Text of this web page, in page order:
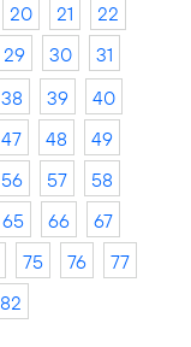
20 21
22
29 30
31
38 39
40
47 48
49
56 57
58
65 66
67
75 76
77
82